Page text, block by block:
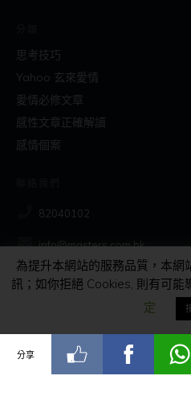
思考技巧
Yahoo 玄來愛情
愛情必修文章
感性文章正確解讀
感情個案
82040102
info@masters.com.hk
社交
為提升本網站的服務品質，本網
訊；如你拒絕 Cookies, 則有可能
定
分享